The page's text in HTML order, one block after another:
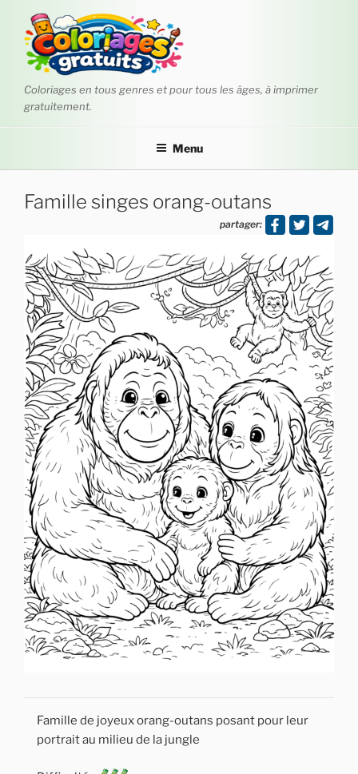
contenu
principal
Coloriages en tous genres et pour tous les âges, à imprimer
gratuitement.
Menu
Famille singes orang-outans
partager:
Famille de joyeux orang-outans posant pour leur
portrait au milieu de la jungle